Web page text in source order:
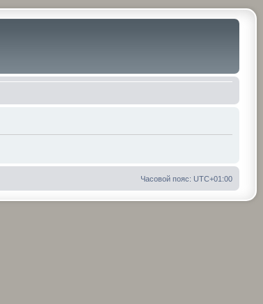
Часовой пояс: UTC+01:00